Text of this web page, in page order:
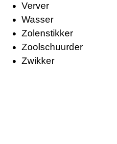
Verver
Wasser
Zolenstikker
Zoolschuurder
Zwikker